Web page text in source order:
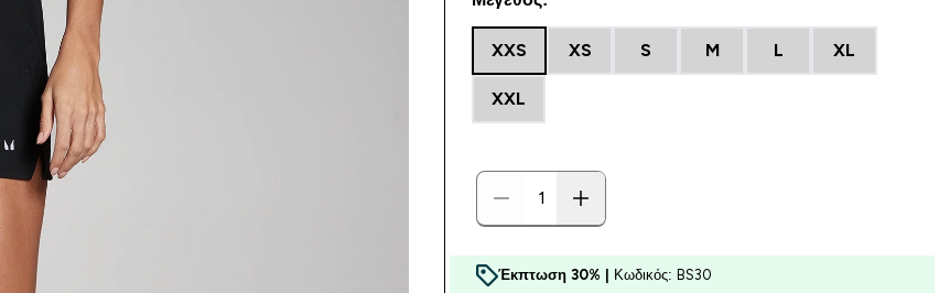
XXS XS S M L XL
XXL
Έκπτωση 30% | Κωδικός: BS30